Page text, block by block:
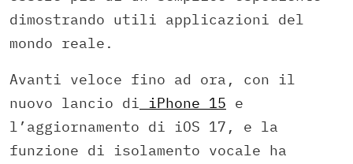
dimostrando utili applicazioni del
mondo reale.
Avanti veloce fino ad ora, con il
nuovo lancio di iPhone 15 e
l’aggiornamento di iOS 17, e la
funzione di isolamento vocale ha